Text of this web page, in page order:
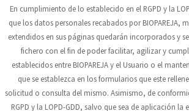
En cumplimiento de lo establecido en el RGPD y la
que los datos personales recabados porBIOPAREJA,
extendidos en sus páginas quedarán incorporados y
fichero con el fin de poder facilitar, agilizar y
establecidos entre BIOPAREJAy el Usuario o el
que se establezca en los formularios que este
solicitud o consulta del mismo. Asimismo, de
RGPD y la LOPD-GDD, salvo que sea de aplicación la